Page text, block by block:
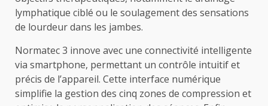
lymphatique ciblé ou le soulagement des sensations
de lourdeur dans les jambes.
Normatec 3 innove avec une connectivité intelligente
via smartphone, permettant un contrôle intuitif et
précis de l’appareil. Cette interface numérique
simplifie la gestion des cinq zones de compression et